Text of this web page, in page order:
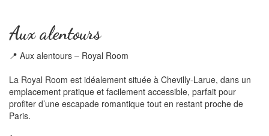
Aux alentours
📍 Aux alentours – Royal Room
La Royal Room est idéalement située à Chevilly-Larue, dans un
emplacement pratique et facilement accessible, parfait pour
profiter d’une escapade romantique tout en restant proche de
Paris.